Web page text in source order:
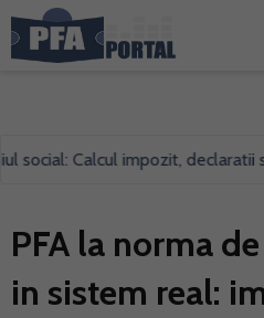
Calcul impozit, declaratii si
PFA la norma
in sistem real: